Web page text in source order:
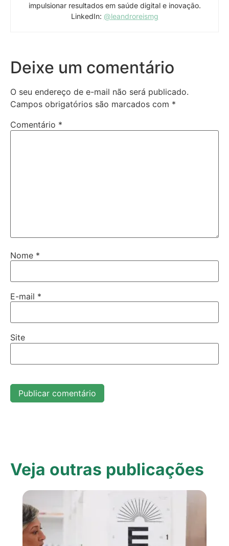
impulsionar resultados em saúde digital e inovação.
LinkedIn: @leandroreismg
Deixe um comentário
O seu endereço de e-mail não será publicado.
Campos obrigatórios são marcados com *
Comentário *
Nome *
E-mail *
Site
Veja outras publicações